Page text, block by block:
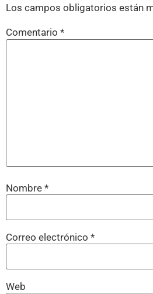
Los campos obligatorios están
Comentario *
Nombre *
Correo electrónico *
Web